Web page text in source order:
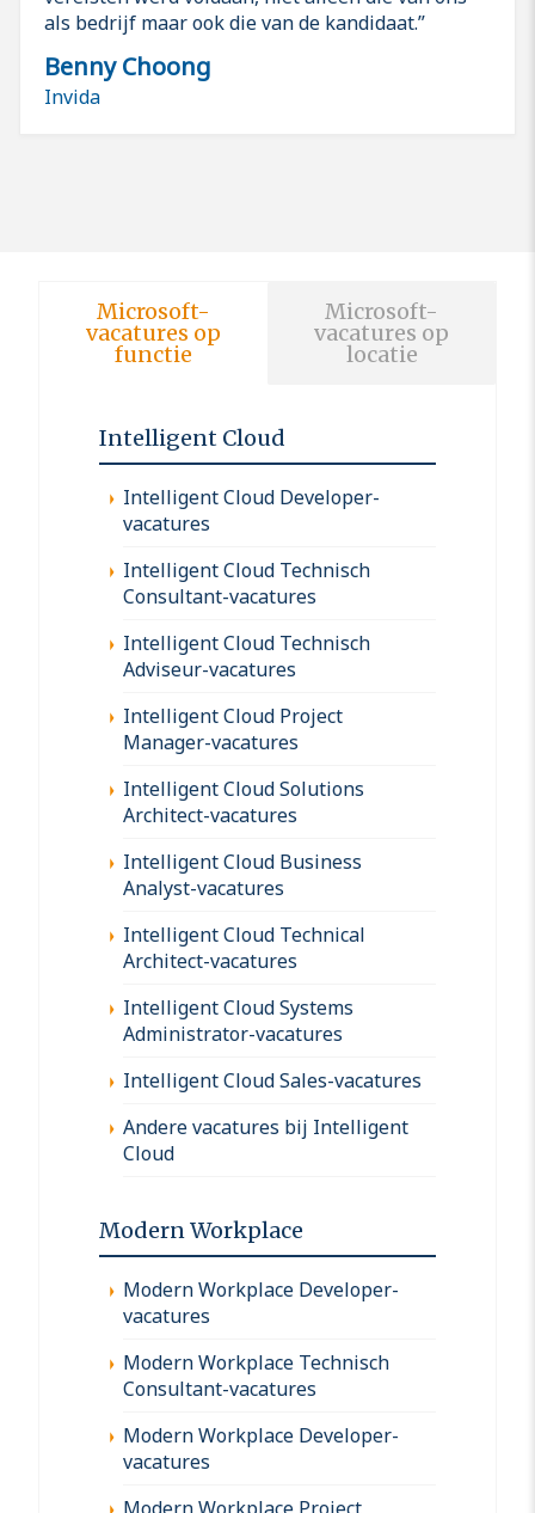
als bedrijf maar ook die van de kandidaat.
Benny Choong
Invida
Microsoft-
vacatures op
functie
Microsoft-
vacatures op
locatie
Intelligent Cloud
Intelligent Cloud Developer-
vacatures
Intelligent Cloud Technisch
Consultant-vacatures
Intelligent Cloud Technisch
Adviseur-vacatures
Intelligent Cloud Project
Manager-vacatures
Intelligent Cloud Solutions
Architect-vacatures
Intelligent Cloud Business
Analyst-vacatures
Intelligent Cloud Technical
Architect-vacatures
Intelligent Cloud Systems
Administrator-vacatures
Intelligent Cloud Sales-vacatures
Andere vacatures bij Intelligent
Cloud
Modern Workplace
Modern Workplace Developer-
vacatures
Modern Workplace Technisch
Consultant-vacatures
Modern Workplace Developer-
vacatures